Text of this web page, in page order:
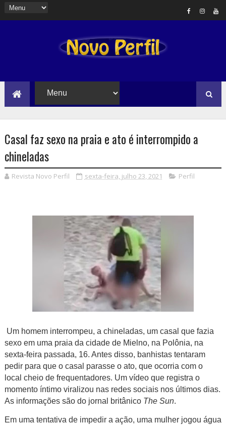
Casal faz sexo na praia e ato é interrompido a
chineladas
Revista Novo Perfil sexta-feira, julho 23, 2021 Perfil
Um homem interrompeu, a chineladas, um casal que fazia
sexo em uma praia da cidade de Mielno, na Polônia, na
sexta-feira passada, 16. Antes disso, banhistas tentaram
pedir para que o casal parasse o ato, que ocorria com o
local cheio de frequentadores. Um vídeo que registra o
momento íntimo viralizou nas redes sociais nos últimos dias.
As informações são do jornal britânico The Sun.
Em uma tentativa de impedir a ação, uma mulher jogou água